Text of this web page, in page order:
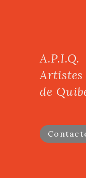
A.P.I.Q.
Artistes
de